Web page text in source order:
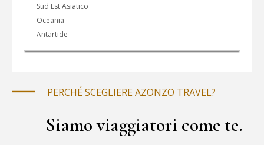
Sud Est Asiatico
Oceania
Antartide
PERCHÉ SCEGLIERE AZONZO TRAVEL?
Siamo viaggiatori come te.